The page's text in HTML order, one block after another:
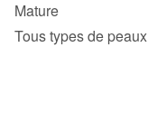
Mature
Tous types de peaux